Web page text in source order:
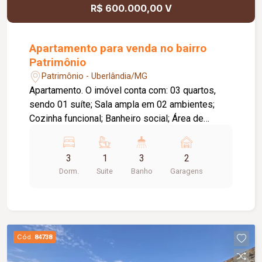
R$ 600.000,00 V
Apartamento para venda no bairro
Patrimônio
Patrimônio - Uberlândia/MG
Apartamento. O imóvel conta com: 03 quartos,
sendo 01 suíte; Sala ampla em 02 ambientes;
Cozinha funcional; Banheiro social; Área de
oferece: Segurança; Excelente infraestrutura;
Diferenciais: Localização privilegiada, próxima a
supermercados, escolas, farmácias, restaurantes
valorização.
3
Dorm.
1
Suite
3
Banho
2
Garagens
Cód. 84738